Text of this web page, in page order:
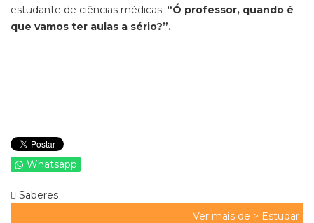
estudante de ciências médicas: “Ó professor, quando é
que vamos ter aulas a sério?”.
Whatsapp
Saberes
Ver mais de > Estudar